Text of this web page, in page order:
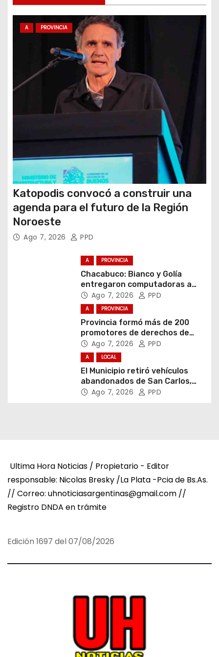
n
d
a
A PROVINCIA
Katopodis convocó a construir una
agenda para el futuro de la Región
Noroeste
Ago 7, 2026 PPD
A PROVINCIA
Chacabuco: Bianco y Golía
entregaron computadoras a
estudiantes
Ago 7, 2026 PPD
A PROVINCIA
Provincia formó más de 200
promotores de derechos de
niñas, niños y adolescentes
Ago 7, 2026 PPD
A LOCAL
El Municipio retiró vehículos
abandonados de San Carlos,
Olmos y el casco urbano
Ago 7, 2026 PPD
Ultima Hora Noticias / Propietario - Editor
responsable: Nicolas Bresky /La Plata -Pcia de Bs.As.
// Correo: uhnoticiasargentinas@gmail.com //
Registro DNDA en trámite
Edición 1697 del 07/08/2026